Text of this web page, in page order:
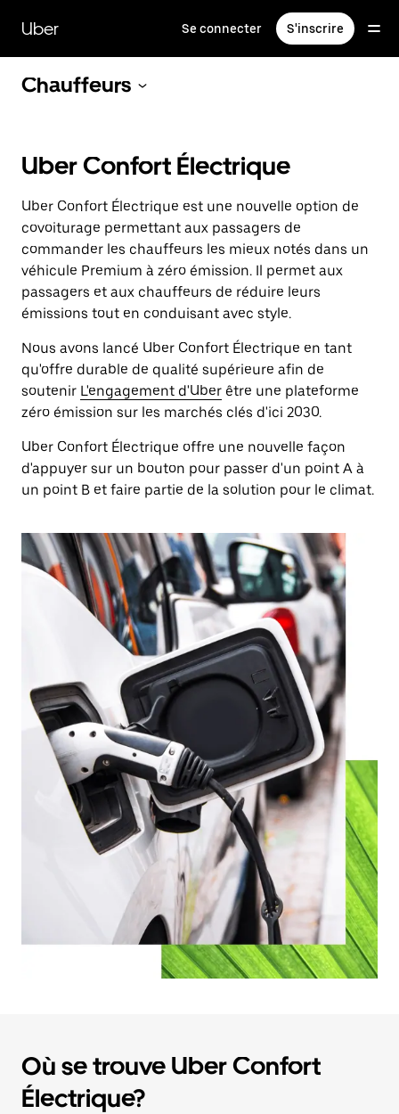
contenu
principal
Uber Se connecter S'inscrire
Chauffeurs
Uber Confort Électrique
Uber Confort Électrique est une nouvelle option de
covoiturage permettant aux passagers de
commander les chauffeurs les mieux notés dans un
véhicule Premium à zéro émission. Il permet aux
passagers et aux chauffeurs de réduire leurs
émissions tout en conduisant avec style.
Nous avons lancé Uber Confort Électrique en tant
qu'offre durable de qualité supérieure afin de
soutenir L'engagement d'Uber être une plateforme
zéro émission sur les marchés clés d'ici 2030.
Uber Confort Électrique offre une nouvelle façon
d'appuyer sur un bouton pour passer d'un point A à
un point B et faire partie de la solution pour le climat.
Où se trouve Uber Confort
Électrique?